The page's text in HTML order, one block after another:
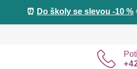
⏰ Do školy se slevou -10 %